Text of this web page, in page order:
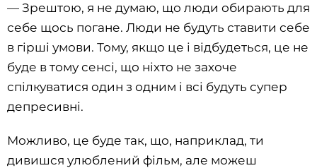
— Зрештою, я не думаю, що люди обирають для
себе щось погане. Люди не будуть ставити себе
в гірші умови. Тому, якщо це і відбудеться, це не
буде в тому сенсі, що ніхто не захоче
спілкуватися один з одним і всі будуть супер
депресивні.
Можливо, це буде так, що, наприклад, ти
дивишся улюблений фільм, але можеш